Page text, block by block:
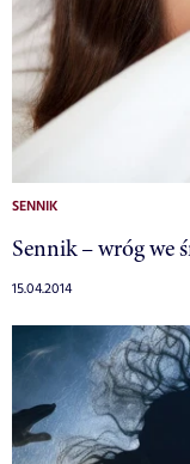
SENNIK
Sennik – wróg we
15.04.2014